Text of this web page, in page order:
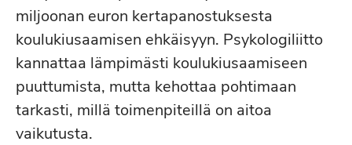
miljoonan euron kertapanostuksesta
koulukiusaamisen ehkäisyyn. Psykologiliitto
kannattaa lämpimästi koulukiusaamiseen
puuttumista, mutta kehottaa pohtimaan
tarkasti, millä toimenpiteillä on aitoa
vaikutusta.